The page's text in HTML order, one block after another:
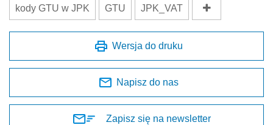
kody GTU w JPK GTU JPK_VAT
Wersja do druku
Napisz do nas
Zapisz się na newsletter